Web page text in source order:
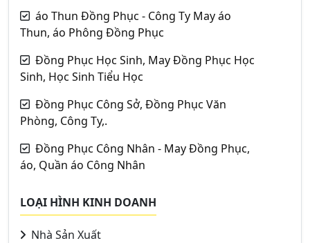
áo Thun Đồng Phục - Công Ty May áo
Thun, áo Phông Đồng Phục
Đồng Phục Học Sinh, May Đồng Phục Học
Sinh, Học Sinh Tiểu Học
Đồng Phục Công Sở, Đồng Phục Văn
Phòng, Công Ty,.
Đồng Phục Công Nhân - May Đồng Phục,
áo, Quần áo Công Nhân
LOẠI HÌNH KINH DOANH
Nhà Sản Xuất